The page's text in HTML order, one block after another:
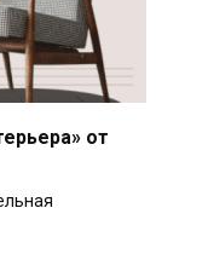
от